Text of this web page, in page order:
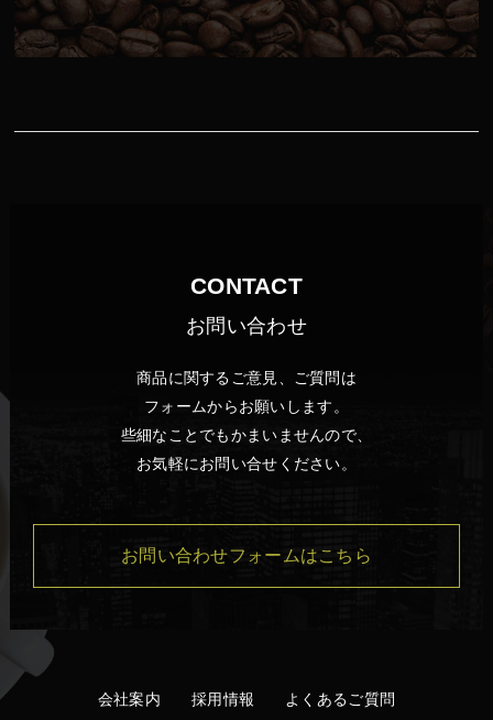
CONTACT
お問い合わせ
商品に関するご意見、ご質問は
フォームからお願いします。
些細なことでもかまいませんので、
お気軽にお問い合せください。
お問い合わせフォームはこちら
会社案内 採用情報
よくあるご質問